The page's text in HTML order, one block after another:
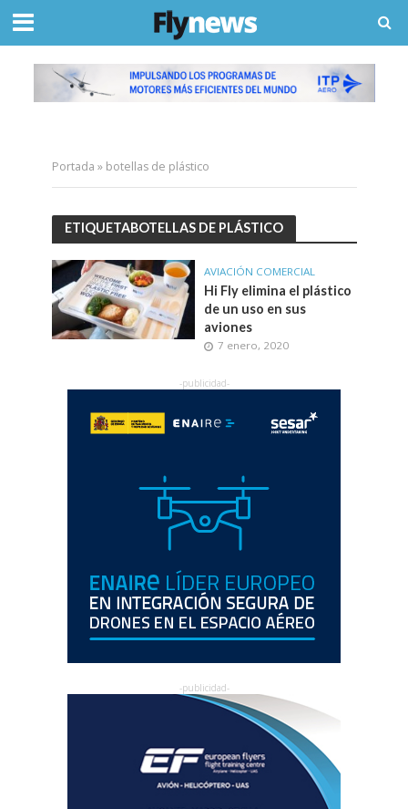
Portada » botellas de plástico
ETIQUETABOTELLAS DE PLÁSTICO
AVIACIÓN COMERCIAL
Hi Fly elimina el plástico
de un uso en sus
aviones
7 enero, 2020